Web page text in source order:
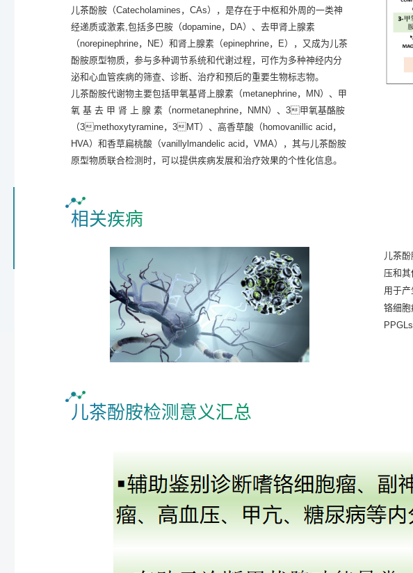
儿茶酚胺（Catecholamines，CAs），是存在于中枢和外周的一类神
经递质或激素,包括多巴胺（dopamine，DA）、去甲肾上腺素
（norepinephrine，NE）和肾上腺素（epinephrine，E），又成为儿茶
酚胺原型物质，参与多种调节系统和代谢过程，可作为多种神经内分
泌和心血管疾病的筛查、诊断、治疗和预后的重要生物标志物。
儿茶酚胺代谢物主要包括甲氧基肾上腺素（metanephrine，MN）、甲
氧 基 去 甲 肾 上 腺 素（normetanephrine，NMN）、3甲氧基酪胺
（3methoxytyramine，3MT）、高香草酸（homovanillic acid，
HVA）和香草扁桃酸（vanillylmandelic acid，VMA），其与儿茶酚胺
原型物质联合检测时，可以提供疾病发展和治疗效果的个性化信息。
相关疾病
儿茶
压和
用于
铬细胞
儿茶酚胺检测意义汇总